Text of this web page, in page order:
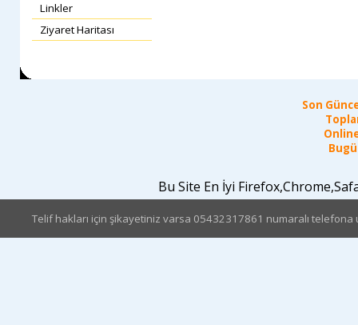
Linkler
Ziyaret Haritası
Son
Bu Site En İyi
Telif hakları için şikayetiniz varsa 05432317861 numaralı telefona